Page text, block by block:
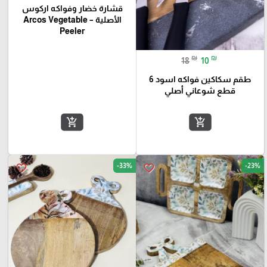
18 ₪ 10 ₪
طقم سكاكين فواكه اسود 6
قطع شوعاني أصلي
add_shopping_cart
قشارة خضار وفواكه اركوس
الأصلية – Arcos Vegetable
Peeler
add_shopping_cart
favorite_border -23%
favorite_border -33%